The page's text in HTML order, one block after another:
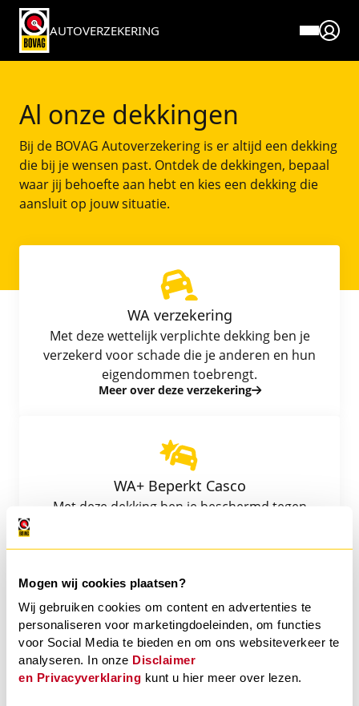
Mogen wij cookies plaatsen?
Wij gebruiken cookies om content en advertenties te
personaliseren voor marketingdoeleinden, om functies
voor Social Media te bieden en om ons websiteverkeer te
analyseren. In onze Disclaimer
en Privacyverklaring kunt u hier meer over lezen.
AUTOVERZEKERING
Autoverzekering
Pechhulp
Oldtimerverzekering
Motorverzekering
Fietsverzekering
Aanvullende verzekeringen
Alle verzekeringen
Premie berekenen Autoverzekering
Schade melden
Voor autobedrijven
Blogs
Klachtenprocedure
Direct regelen
Meestgestelde vragen
Al onze dekkingen
Bij de BOVAG Autoverzekering is er altijd een dekking
die bij je wensen past. Ontdek de dekkingen, bepaal
waar jij behoefte aan hebt en kies een dekking die
aansluit op jouw situatie.
WA verzekering
Met deze wettelijk verplichte dekking ben je
verzekerd voor schade die je anderen en hun
eigendommen toebrengt.
Meer over deze verzekering
WA+ Beperkt Casco
Met deze dekking ben je beschermd tegen
bescherming bij schade aan jouw auto.
WA+ Volledig Casco (allrisk)
Deze dekking biedt een complete bescherming